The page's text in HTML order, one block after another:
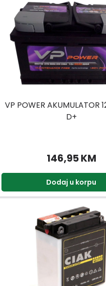
VP POWER AKUMULATOR
D+
146,95 KM
Dodaj u korpu